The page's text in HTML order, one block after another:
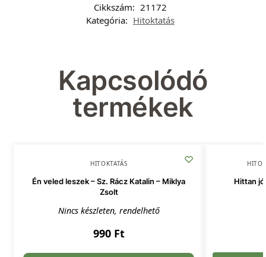
Cikkszám: 21172
Kategória: Hitoktatás
Kapcsolódó
termékek
HITOKTATÁS
Én veled leszek – Sz. Rácz Katalin – Miklya
Zsolt
Nincs készleten, rendelhető
990 Ft
Hittan